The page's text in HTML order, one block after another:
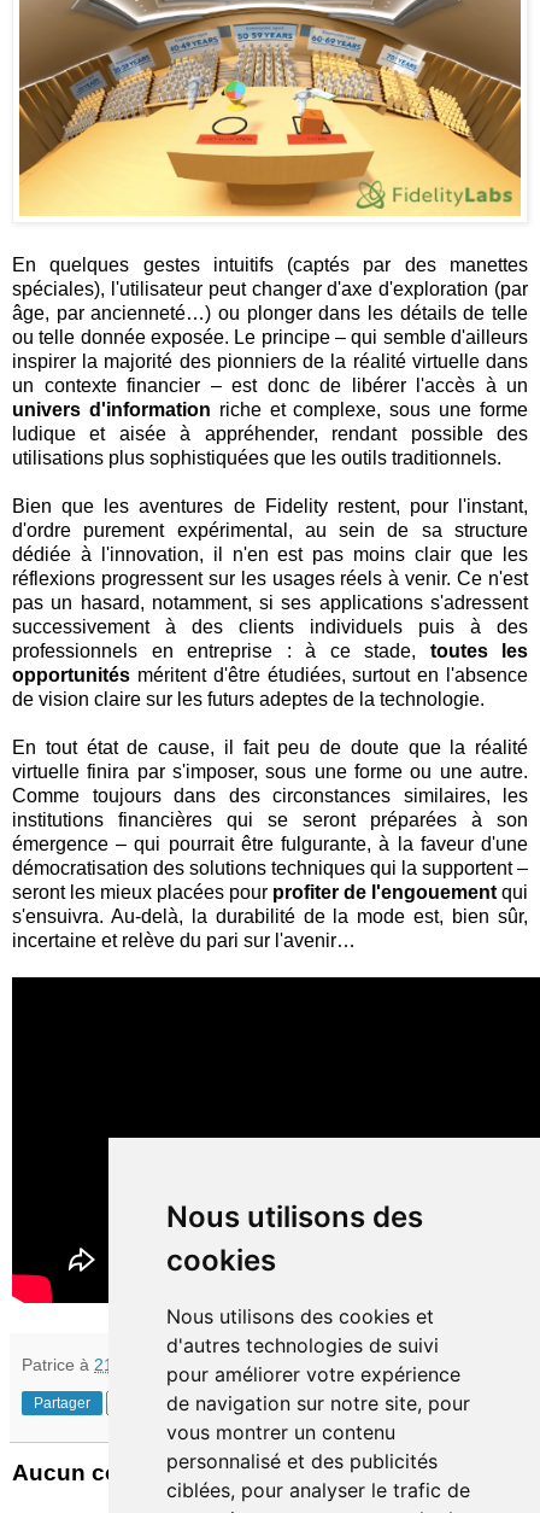
Nous utilisons des
cookies
Nous utilisons des cookies et
d'autres technologies de suivi
pour améliorer votre expérience
de navigation sur notre site, pour
vous montrer un contenu
personnalisé et des publicités
ciblées, pour analyser le trafic de
En quelques gestes intuitifs (captés par des manettes
spéciales), l'utilisateur peut changer d'axe d'exploration (par
âge, par ancienneté…) ou plonger dans les détails de telle
ou telle donnée exposée. Le principe – qui semble d'ailleurs
inspirer la majorité des pionniers de la réalité virtuelle dans
un contexte financier – est donc de libérer l'accès à un
univers d'information riche et complexe, sous une forme
ludique et aisée à appréhender, rendant possible des
utilisations plus sophistiquées que les outils traditionnels.
Bien que les aventures de Fidelity restent, pour l'instant,
d'ordre purement expérimental, au sein de sa structure
dédiée à l'innovation, il n'en est pas moins clair que les
réflexions progressent sur les usages réels à venir. Ce n'est
pas un hasard, notamment, si ses applications s'adressent
successivement à des clients individuels puis à des
professionnels en entreprise : à ce stade, toutes les
opportunités méritent d'être étudiées, surtout en l'absence
de vision claire sur les futurs adeptes de la technologie.
En tout état de cause, il fait peu de doute que la réalité
virtuelle finira par s'imposer, sous une forme ou une autre.
Comme toujours dans des circonstances similaires, les
institutions financières qui se seront préparées à son
émergence – qui pourrait être fulgurante, à la faveur d'une
démocratisation des solutions techniques qui la supportent –
seront les mieux placées pour profiter de l'engouementqui
s'ensuivra. Au-delà, la durabilité de la mode est, bien sûr,
incertaine et relève du pari sur l'avenir…
Patrice à 21:34
Partager
Aucun commentaire: